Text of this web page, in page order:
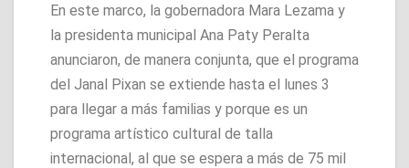
En este marco, la gobernadora Mara Lezama y
la presidenta municipal Ana Paty Peralta
anunciaron, de manera conjunta, que el programa
del Janal Pixan se extiende hasta el lunes 3
para llegar a más familias y porque es un
programa artístico cultural de talla
internacional, al que se espera a más de 75 mil